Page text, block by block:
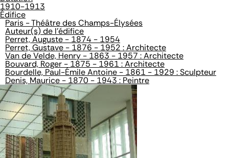
1910-1913
Édifice
Paris - Théâtre des Champs-Élysées
Auteur(s) de l'édifice
Perret, Auguste - 1874 - 1954
Perret, Gustave - 1876 - 1952 : Architecte
Van de Velde, Henry - 1863 - 1957 : Architecte
Bouvard, Roger - 1875 - 1961 : Architecte
Bourdelle, Paul-Émile Antoine - 1861 - 1929 : Sculpteur
Denis, Maurice - 1870 - 1943 : Peintre